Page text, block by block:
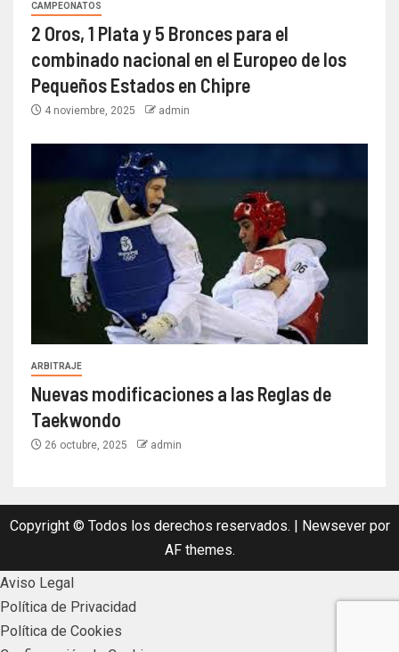
CAMPEONATOS
2 Oros, 1 Plata y 5 Bronces para el
combinado nacional en el Europeo de los
Pequeños Estados en Chipre
4 noviembre, 2025 admin
ARBITRAJE
Nuevas modificaciones a las Reglas de
Taekwondo
26 octubre, 2025 admin
Copyright © Todos los derechos reservados. Newseverpor
AF themes.
Aviso Legal
Política de Privacidad
Política de Cookies